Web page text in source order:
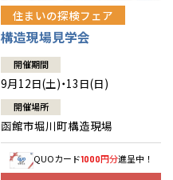
住まいの探検フェア
構造現場見学会
開催期間
9月12日(土)・13日(日)
開催場所
函館市堀川町構造現場
QUOカード1000円分進呈中！